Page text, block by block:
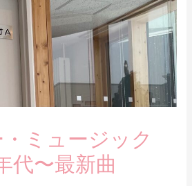
・ミュージック
代〜最新曲